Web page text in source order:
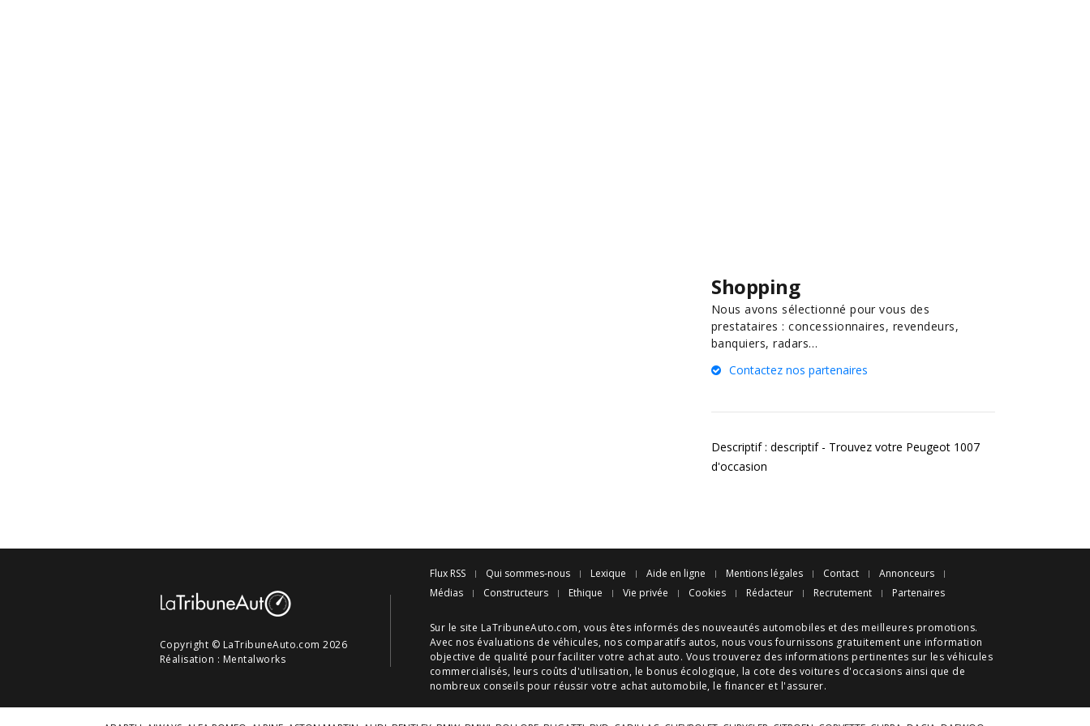
Shopping
Nous avons sélectionné pour vous des
prestataires : concessionnaires, revendeurs,
banquiers, radars…
Contactez nos partenaires
Descriptif : descriptif - Trouvez votre Peugeot 1007
d'occasion
Copyright © LaTribuneAuto.com 2026
Réalisation : Mentalworks
Flux RSS Qui sommes-nous Lexique Aide en ligne Mentions légales Contact
Annonceurs
Médias
Constructeurs Ethique Vie privée Cookies Rédacteur Recrutement Partenaires
Sur le site LaTribuneAuto.com, vous êtes informés des nouveautés automobiles et des meilleures promotions.
Avec nos évaluations de véhicules, nos comparatifs autos, nous vous fournissons gratuitement une information
objective de qualité pour faciliter votre achat auto. Vous trouverez des informations pertinentes sur les véhicules
commercialisés, leurs coûts d'utilisation, le bonus écologique, la cote des voitures d'occasions ainsi que de
nombreux conseils pour réussir votre achat automobile, le financer et l'assurer.